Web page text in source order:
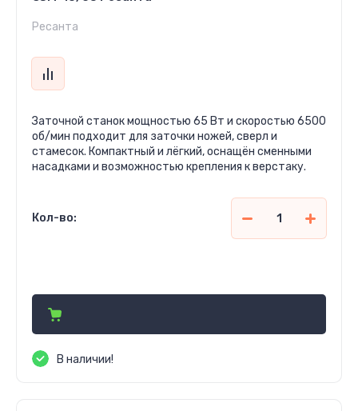
Ресанта
Заточной станок мощностью 65 Вт и скоростью 6500
об/мин подходит для заточки ножей, сверл и
стамесок. Компактный и лёгкий, оснащён сменными
насадками и возможностью крепления к верстаку.
Кол-во:
В наличии!